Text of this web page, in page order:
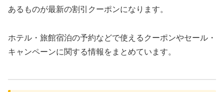
あるものが最新の割引クーポンになります。
ホテル・旅館宿泊の予約などで使えるクーポンやセール・
キャンペーンに関する情報をまとめています。